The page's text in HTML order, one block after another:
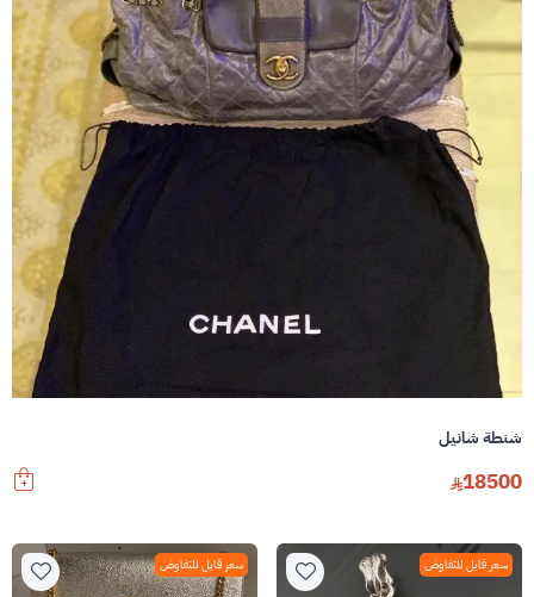
شنطة شانيل
18500
سعر قابل للتفاوض سعر قابل للتفاوض